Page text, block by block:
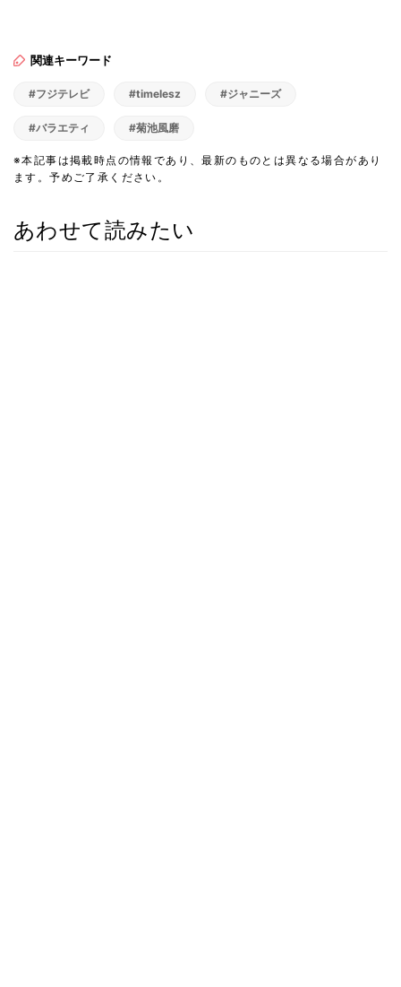
関連キーワード
#フジテレビ #timelesz #ジャニーズ
#バラエティ #菊池風磨
※本記事は掲載時点の情報であり、最新のものとは異なる場合があり
ます。予めご了承ください。
あわせて読みたい